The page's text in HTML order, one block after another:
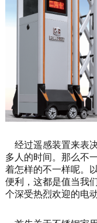
经过遥感装置来表
多人的时间。那么不
着怎样的不一样呢。
便利，这都是值当我
个深受热烈欢迎的电